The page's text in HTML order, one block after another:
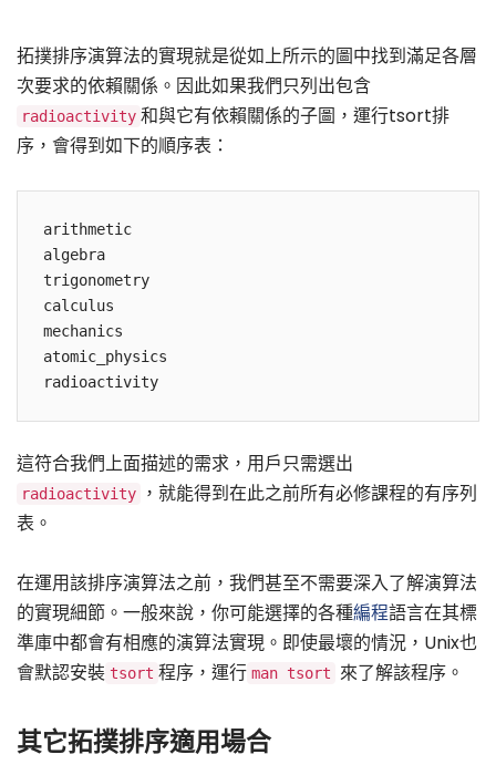
拓撲排序演算法的實現就是從如上所示的圖中找到滿足各層
次要求的依賴關係。因此如果我們只列出包含
radioactivity 和與它有依賴關係的子圖，運行tsort排
序，會得到如下的順序表：
arithmetic
algebra
trigonometry
calculus
mechanics
atomic_physics
這符合我們上面描述的需求，用戶只需選出
radioactivity
，就能得到在此之前所有必修課程的有序列
表。
在運用該排序演算法之前，我們甚至不需要深入了解演算法
的實現細節。一般來說，你可能選擇的各種編程語言在其標
準庫中都會有相應的演算法實現。即使最壞的情況，Unix也
會默認安裝 tsort 程序，運行 man tsort 來了解該程序。
其它拓撲排序適用場合